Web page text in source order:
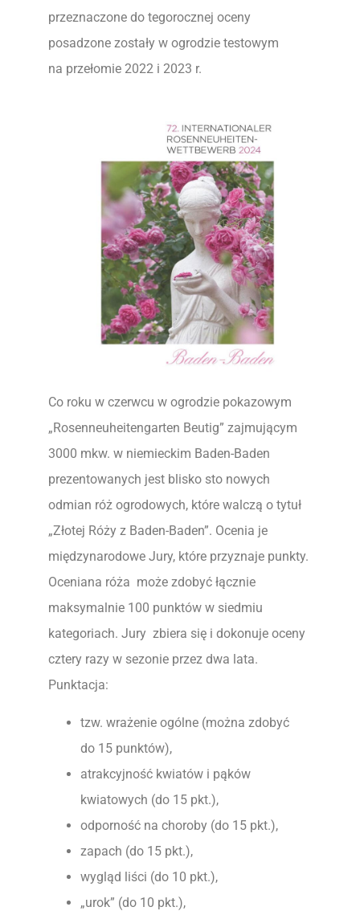
przeznaczone do tegorocznej oceny
posadzone zostały w ogrodzie testowym
na przełomie 2022 i 2023 r.
Co roku w czerwcu w ogrodzie pokazowym
„Rosenneuheitengarten Beutig” zajmującym
3000 mkw. w niemieckim Baden-Baden
prezentowanych jest blisko sto nowych
odmian róż ogrodowych, które walczą o tytuł
„Złotej Róży z Baden-Baden”. Ocenia je
międzynarodowe Jury, które przyznaje punkty.
Oceniana róża może zdobyć łącznie
maksymalnie 100 punktów w siedmiu
kategoriach. Jury zbiera się i dokonuje oceny
cztery razy w sezonie przez dwa lata.
Punktacja:
tzw. wrażenie ogólne (można zdobyć
do 15 punktów),
atrakcyjność kwiatów i pąków
kwiatowych (do 15 pkt.),
odporność na choroby (do 15 pkt.),
zapach (do 15 pkt.),
wygląd liści (do 10 pkt.),
„urok” (do 10 pkt.),